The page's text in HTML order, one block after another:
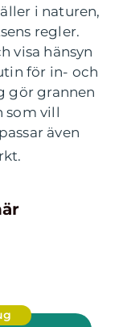
i naturen,
regler.
visa hänsyn
för in- och
gör grannen
som vill
även